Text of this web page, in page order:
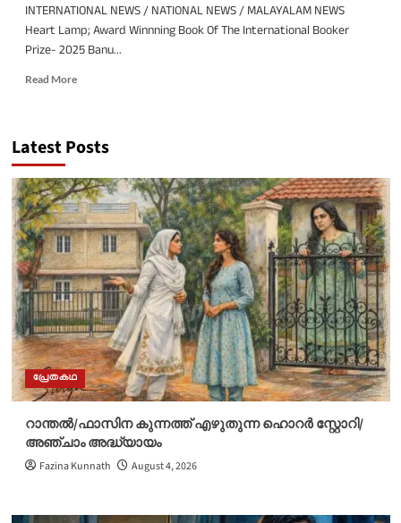
INTERNATIONAL NEWS / NATIONAL NEWS / MALAYALAM NEWS
Heart Lamp; Award Winnning Book Of The International Booker
Prize- 2025 Banu...
Read MoreRead
ലാമ്പ്;
വ്യവസ്ഥകളുടെയും
പ്രതിരോധത്തിന്റെയും
അസാധാരണ
പുസ്തകം:
മാക്‌സ്
പോർട്ടർ
Latest Posts
പ്രേതകഥ
റാന്തൽ/ഫാസിന കുന്നത്ത് എഴുതുന്ന ഹൊറർ സ്റ്റോറി/
അഞ്ചാം അദ്ധ്യായം
Fazina Kunnath August 4, 2026